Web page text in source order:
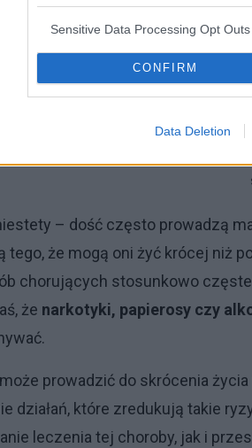
Sensitive Data Processing Opt Outs
CONFIRM
Data Deletion
– dość często prowadzą
że mogą oni żyć krócej niż
chorujących stosunkowo
że narkotyki, papierosy czy
prowadzić do skrócenia
działań, które zredukują takie
leczenia tej choroby, jak i